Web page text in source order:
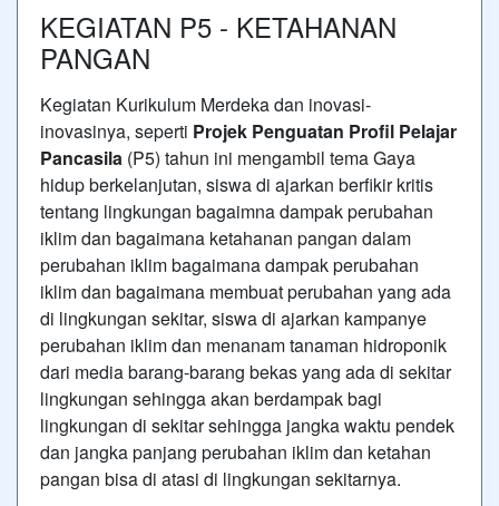
KEGIATAN P5 - KETAHANAN
PANGAN
Kegiatan Kurikulum Merdeka dan inovasi-
inovasinya, seperti Projek Penguatan Profil Pelajar
Pancasila (P5) tahun ini mengambil tema Gaya
hidup berkelanjutan, siswa di ajarkan berfikir kritis
tentang lingkungan bagaimna dampak perubahan
iklim dan bagaimana ketahanan pangan dalam
perubahan iklim bagaimana dampak perubahan
iklim dan bagaimana membuat perubahan yang ada
di lingkungan sekitar, siswa di ajarkan kampanye
perubahan iklim dan menanam tanaman hidroponik
dari media barang-barang bekas yang ada di sekitar
lingkungan sehingga akan berdampak bagi
lingkungan di sekitar sehingga jangka waktu pendek
dan jangka panjang perubahan iklim dan ketahan
pangan bisa di atasi di lingkungan sekitarnya.